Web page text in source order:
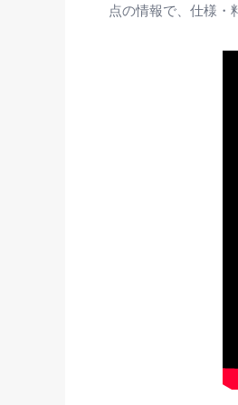
点の情報で、仕様・